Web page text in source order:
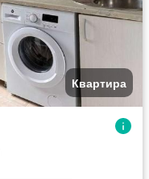
Квартира